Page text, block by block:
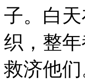
子。白
织，整
救济他